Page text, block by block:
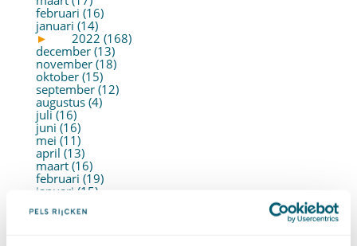
februari (16)
januari (14)
►
2022 (168)
december (13)
november (18)
oktober (15)
september (12)
augustus (4)
juli (16)
juni (16)
mei (11)
april (13)
maart (16)
februari (19)
januari (15)
►
2021 (123)
december (15)